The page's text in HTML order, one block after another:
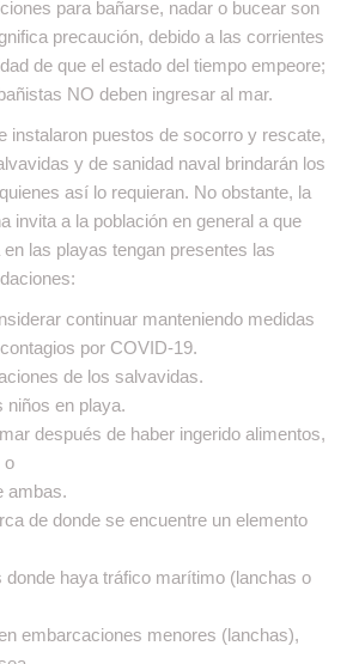
para bañarse, nadar o bucear son
precaución, debido a las corrientes
de que el estado del tiempo empeore;
NO deben ingresar al mar.
instalaron puestos de socorro y rescate,
y de sanidad naval brindarán los
así lo requieran. No obstante, la
invita a la población en general a que
las playas tengan presentes las
continuar manteniendo medidas
por COVID-19.
de los salvavidas.
niños en playa.
después de haber ingerido alimentos,
o
ambas.
de donde se encuentre un elemento
donde haya tráfico marítimo (lanchas o
embarcaciones menores (lanchas),